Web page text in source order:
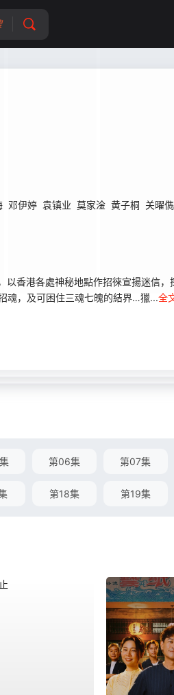
邓伊婷 袁镇业 莫家淦 黄子桐 关曜儁
以香港各處神秘地點作招徠宣揚迷信
魂，及可困住三魂七魄的結界…獵...全
第06集 第07集
第18集 第19集